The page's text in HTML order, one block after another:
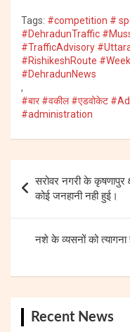
Tags: #competition #
#DehradunTraffic
#TrafficAdvisory
#RishikeshRoute
#DehradunNews
,
#बार #वकील #एडवोकेट
#administration
navigation
सरोवर नगरी के
कोई जनहानी नही हुई।
नशे के व्यसनों को
Recent News